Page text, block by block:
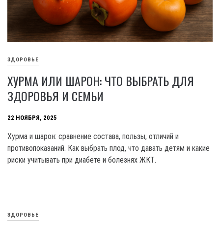
ЗДОРОВЬЕ
ХУРМА ИЛИ ШАРОН: ЧТО ВЫБРАТЬ ДЛЯ
ЗДОРОВЬЯ И СЕМЬИ
22 НОЯБРЯ, 2025
Хурма и шарон: сравнение состава, пользы, отличий и
противопоказаний. Как выбрать плод, что давать детям и какие
риски учитывать при диабете и болезнях ЖКТ.
ЗДОРОВЬЕ